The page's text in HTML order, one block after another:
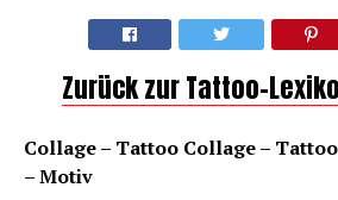
Zurück zur Tattoo-
Collage – Tattoo Collage –
– Motiv